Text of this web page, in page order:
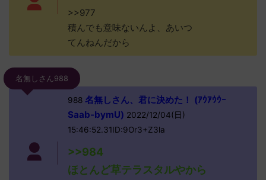
>>977
積んでも意味ないんよ、あいつ
てんねんだから
名無しさん988
988名無しさん、君に決めた！ (ｱｳｱｳｳｰ
Saab-bymU) 2022/12/04(日)
15:46:52.31ID:9Or3+Z3la
>>984
ほとんど草テラスタルやから